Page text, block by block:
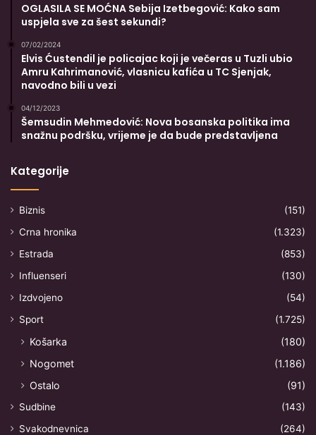
OGLASILA SE MOĆNA Sebija Izetbegović: Kako sam
uspjela sve za šest sekundi?
07/02/2024
Elvis Ćustendil je policajac koji je večeras u Tuzli ubio
Amru Kahrimanović, vlasnicu kafića u TC Sjenjak,
navodno bili u vezi
04/12/2023
Šemsudin Mehmedović: Nova bosanska politika ima
snažnu podršku, vrijeme je da bude predstavljena
Kategorije
Biznis
(151)
Crna hronika
(1.323)
Estrada
(853)
Influenseri
(130)
Izdvojeno
(54)
Sport
(1.725)
Košarka
(180)
Nogomet
(1.186)
Ostalo
(91)
Sudbine
(143)
Svakodnevnica
(264)